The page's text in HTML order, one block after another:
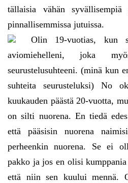
tällaisia vähän
pinnallisemmissa jutuissa.
Olin 19-vuotias, kun
aviomiehelleni, joka
seurustelusuhteeni. (minä kun
suhteita seurusteluksi) No
kuukauden päästä 20-vuotta,
on silti nuorena. En tiedä
että pääsisin nuorena
perheenkin nuorena. Se ei
pakko ja jos en olisi
että niin sen kuului mennä.